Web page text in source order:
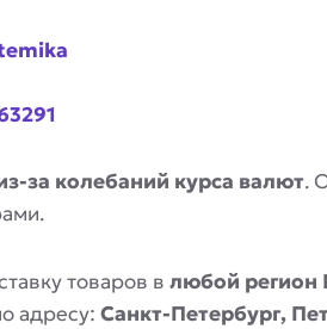
за колебаний курса валют.
товаров в любой регион
адресу: Санкт-Петербург,